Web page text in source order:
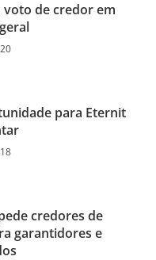
voto de credor em
para Eternit
credores de
garantidores e